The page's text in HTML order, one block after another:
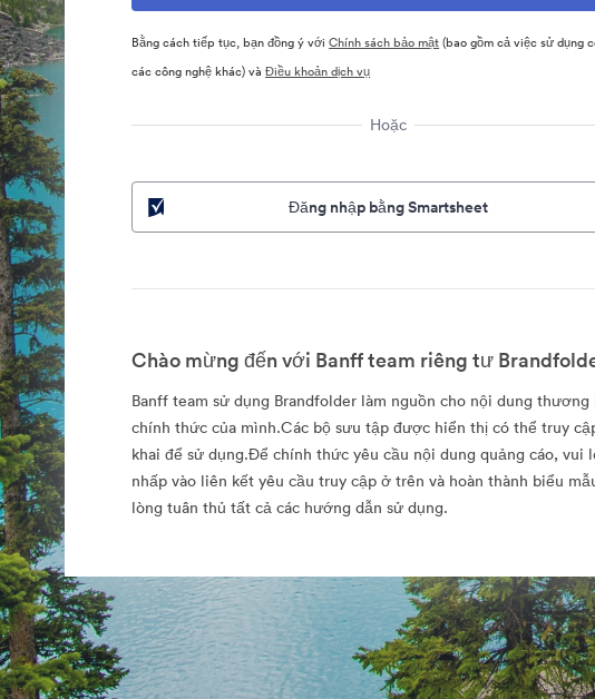
Bằng cách tiếp tục, bạn đồng ý vớiChính sách bảo mật(bao gồm cả việc sử dụng
các công nghệ khác) vàĐiều khoản dịch vụ
Hoặc
Đăng nhập bằng Smartsheet
Chào mừng đến với Banff team riêng tư
Banff team sử dụng Brandfolder làm nguồn cho nội dung thương
chính thức của mình.Các bộ sưu tập được hiển thị có thể truy
khai để sử dụng.Để chính thức yêu cầu nội dung quảng cáo, vui
nhấp vào liên kết yêu cầu truy cập ở trên và hoàn thành biểu
lòng tuân thủ tất cả các hướng dẫn sử dụng.